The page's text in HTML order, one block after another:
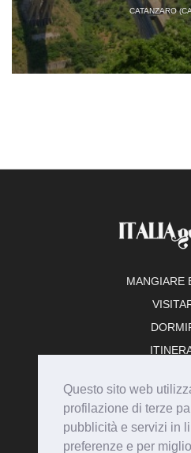
Questo sito web
profilazione di terze
pubblicità e servizi in
preferenze e per
CATANZARO
MANGIARE